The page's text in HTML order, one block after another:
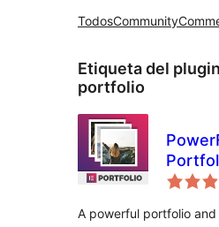
TodosCommunity
Etiqueta del
portfolio
A powerful portfolio